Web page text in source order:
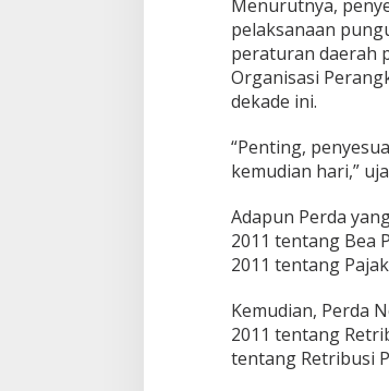
Menurutnya,
pelaksanaan
peraturan daerah
Organisasi
dekade ini.
“Penting,
kemudian hari,”
Adapun Perda
2011 tentang Bea
2011 tentang
Kemudian, Perda
2011 tentang
tentang Retribusi